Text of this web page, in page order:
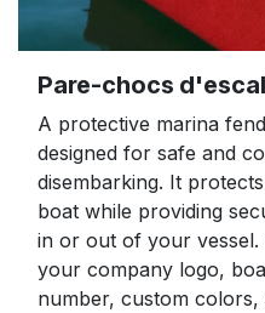
Pare-chocs
A protective marina
designed for safe and
disembarking. It
boat while providing
in or out of your
your company logo,
number, custom colors,